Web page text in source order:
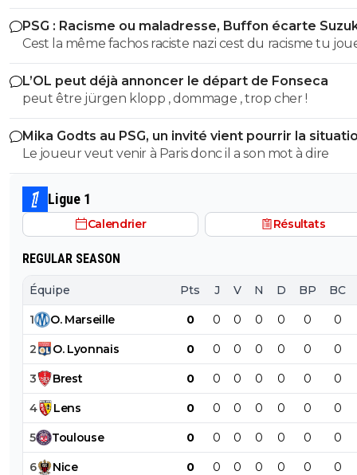
ignare qui ignorait tout ce que jai dit sur buffon
justement tes un abruti ignare qui par dessus le
ouvre sa grande gueule Genre cest toi qui va m'apprendre
les définitions de nazi raciste fachiste?? Espèce de
PSG : Racisme ou maladresse, Buffon écarte
Cest la même fachos raciste nazi cest du racisme tu
les mots là finalité est la meme... Donc moralité alors
?? Cest ca ta seule défense ?? Va un peu te faire
espèce d'abruti .. et le numero 88 interdit en série A
dit quoi aussi parceque tu t'es foutu de ma gueule a
mais si je te colle le règlement sur ta sale face de
auras lair un peu plus con qu'hier trépané va
L’OL peut déjà annoncer le départ de Fonseca
peut être jürgen klopp , dommage , trop cher !
Mika Godts au PSG, un invité vient pourrir la
Le joueur veut venir à Paris donc il a son mot à dire
Ligue 1
Calendrier Résultats
REGULAR SEASON
Équipe Pts J V N D BP BC
1 O. Marseille 0 0 0 0 0 0 0
2 O. Lyonnais 0 0 0 0 0 0 0
3 Brest 0 0 0 0 0 0 0
4 Lens 0 0 0 0 0 0 0
5 Toulouse 0 0 0 0 0 0 0
6 Nice 0 0 0 0 0 0 0